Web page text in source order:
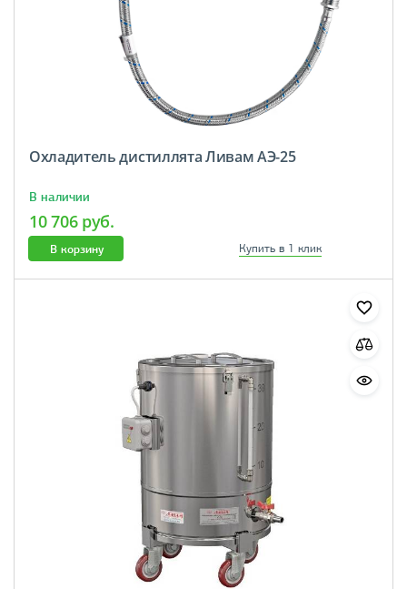
Охладитель дистиллята Ливам АЭ-25
В наличии
10 706 руб.
В корзину Купить в 1 клик